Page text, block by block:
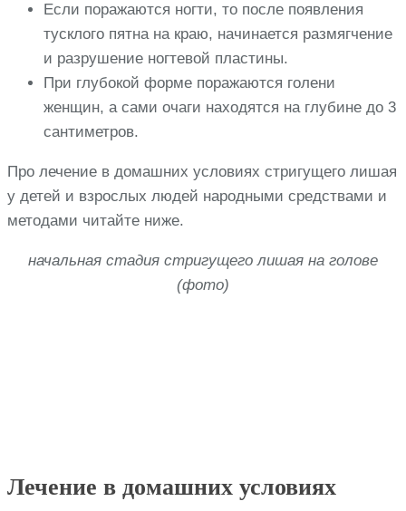
Если поражаются ногти, то после появления
тусклого пятна на краю, начинается размягчение
и разрушение ногтевой пластины.
При глубокой форме поражаются голени
женщин, а сами очаги находятся на глубине до 3
сантиметров.
Про лечение в домашних условиях стригущего лишая
у детей и взрослых людей народными средствами и
методами читайте ниже.
начальная стадия стригущего лишая на голове
(фото)
Лечение в домашних условиях